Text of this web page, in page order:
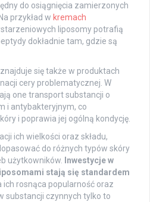
do osiągnięcia zamierzonych
przykład w kremach
liposomy potrafią
dokładnie tam, gdzie są
się także w produktach
cery problematycznej. W
one transport substancji o
i antybakteryjnym, co
i poprawia jej ogólną kondycję.
ich wielkości oraz składu,
do różnych typów skóry
użytkowników. Inwestycje w
stają się standardem
ich rosnąca popularność oraz
substancji czynnych tylko to